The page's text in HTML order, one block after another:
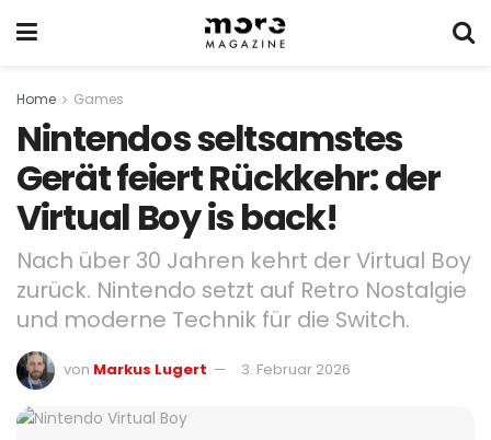
Home Games
Nintendos seltsamstes
Gerät feiert Rückkehr: der
Virtual Boy is back!
Nach über 30 Jahren kehrt der Virtual Boy
zurück. Nintendo setzt auf Retro Nostalgie
und moderne Technik für die Switch.
von Markus Lugert 3. Februar 2026